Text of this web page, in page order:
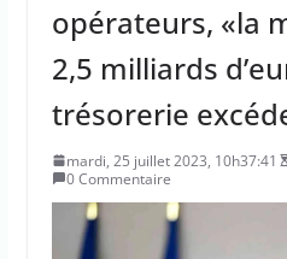
opérateurs, «la
2,5 milliards
trésorerie
mardi, 25 juillet 2023, 10h37:41
0 Commentaire